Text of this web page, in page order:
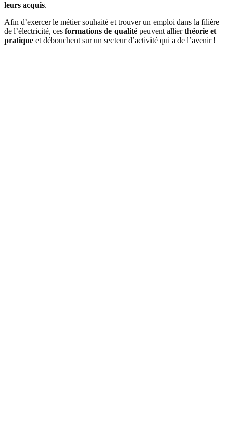
leurs acquis.
Afin d’exercer le métier souhaité et trouver un emploi dans la filière
de l’électricité, ces formations de qualité peuvent allierthéorie et
pratique et débouchent sur un secteur d’activité qui a de l’avenir !